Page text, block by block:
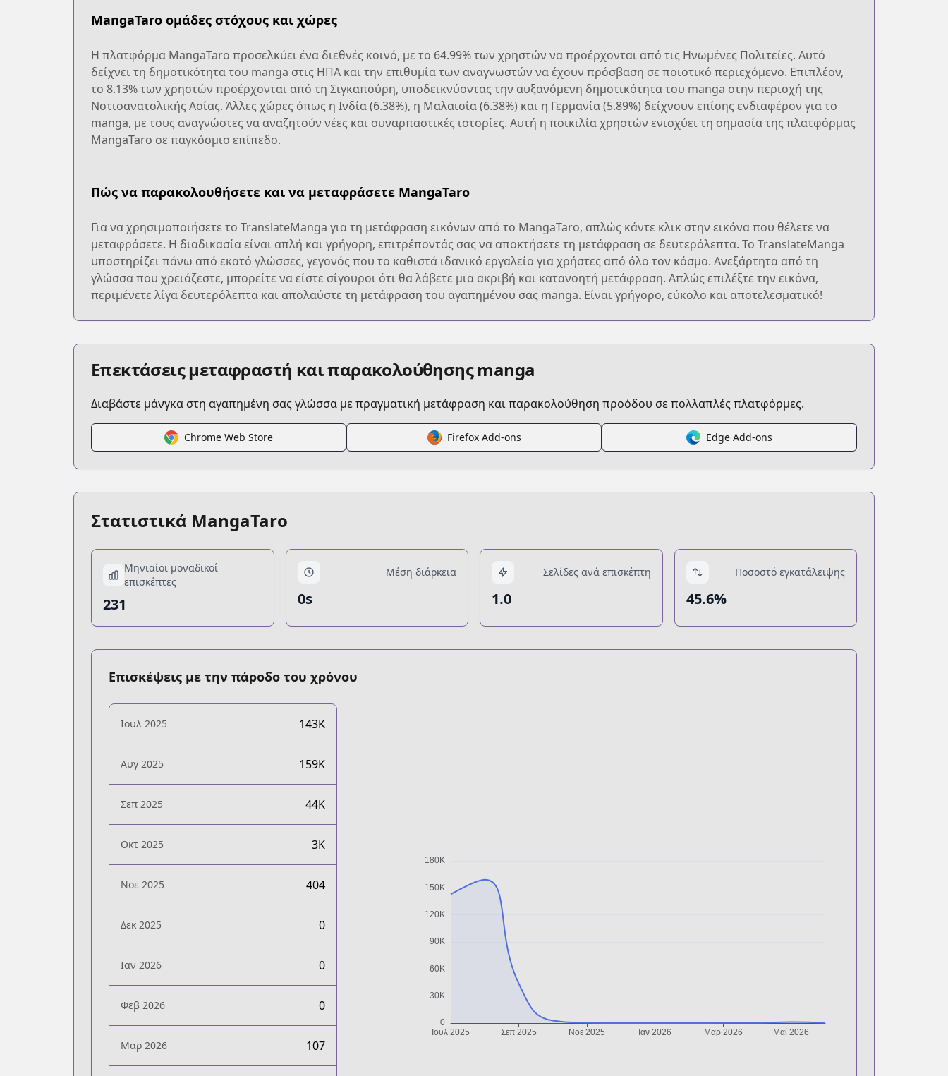
MangaTaro ομάδες στόχους και χώρες
Η πλατφόρμα MangaTaro προσελκύει ένα διεθνές κοινό, με το 64.99% των χρηστών να προέρχονται από τις Ηνωμένες Πολιτείες. Αυτό
δείχνει τη δημοτικότητα του manga στις ΗΠΑ και την επιθυμία των αναγνωστών να έχουν πρόσβαση σε ποιοτικό περιεχόμενο. Επιπλέον,
το 8.13% των χρηστών προέρχονται από τη Σιγκαπούρη, υποδεικνύοντας την αυξανόμενη δημοτικότητα του manga στην περιοχή της
Νοτιοανατολικής Ασίας. Άλλες χώρες όπως η Ινδία (6.38%), η Μαλαισία (6.38%) και η Γερμανία (5.89%) δείχνουν επίσης ενδιαφέρον για το
manga, με τους αναγνώστες να αναζητούν νέες και συναρπαστικές ιστορίες. Αυτή η ποικιλία χρηστών ενισχύει τη σημασία της πλατφόρμας
MangaTaro σε παγκόσμιο επίπεδο.
Πώς να παρακολουθήσετε και να μεταφράσετε MangaTaro
Για να χρησιμοποιήσετε το TranslateManga για τη μετάφραση εικόνων από το MangaTaro, απλώς κάντε κλικ στην εικόνα που θέλετε να
μεταφράσετε. Η διαδικασία είναι απλή και γρήγορη, επιτρέποντάς σας να αποκτήσετε τη μετάφραση σε δευτερόλεπτα. Το TranslateManga
υποστηρίζει πάνω από εκατό γλώσσες, γεγονός που το καθιστά ιδανικό εργαλείο για χρήστες από όλο τον κόσμο. Ανεξάρτητα από τη
γλώσσα που χρειάζεστε, μπορείτε να είστε σίγουροι ότι θα λάβετε μια ακριβή και κατανοητή μετάφραση. Απλώς επιλέξτε την εικόνα,
περιμένετε λίγα δευτερόλεπτα και απολαύστε τη μετάφραση του αγαπημένου σας manga. Είναι γρήγορο, εύκολο και αποτελεσματικό!
Επεκτάσεις μεταφραστή και παρακολούθησης manga
Διαβάστε μάνγκα στη αγαπημένη σας γλώσσα με πραγματική μετάφραση και παρακολούθηση προόδου σε πολλαπλές πλατφόρμες.
Chrome Web Store Firefox Add-ons Edge Add-ons
Στατιστικά MangaTaro
Μηνιαίοι μοναδικοί
επισκέπτες
231
Μέση διάρκεια
0s
Σελίδες ανά επισκέπτη
1.0
Ποσοστό εγκατάλειψης
45.6%
Επισκέψεις με την πάροδο του χρόνου
Ιουλ 2025 143K
Αυγ 2025 159K
Σεπ 2025 44K
Οκτ 2025 3K
Νοε 2025 404
Δεκ 2025 0
Ιαν 2026 0
Φεβ 2026 0
Μαρ 2026 107